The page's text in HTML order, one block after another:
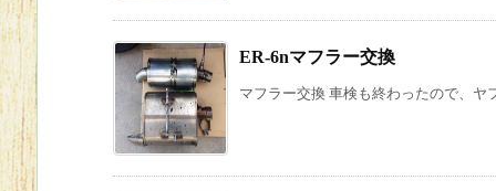
ER-6nマフラー交換
マフラー交換 車検も終わったので、